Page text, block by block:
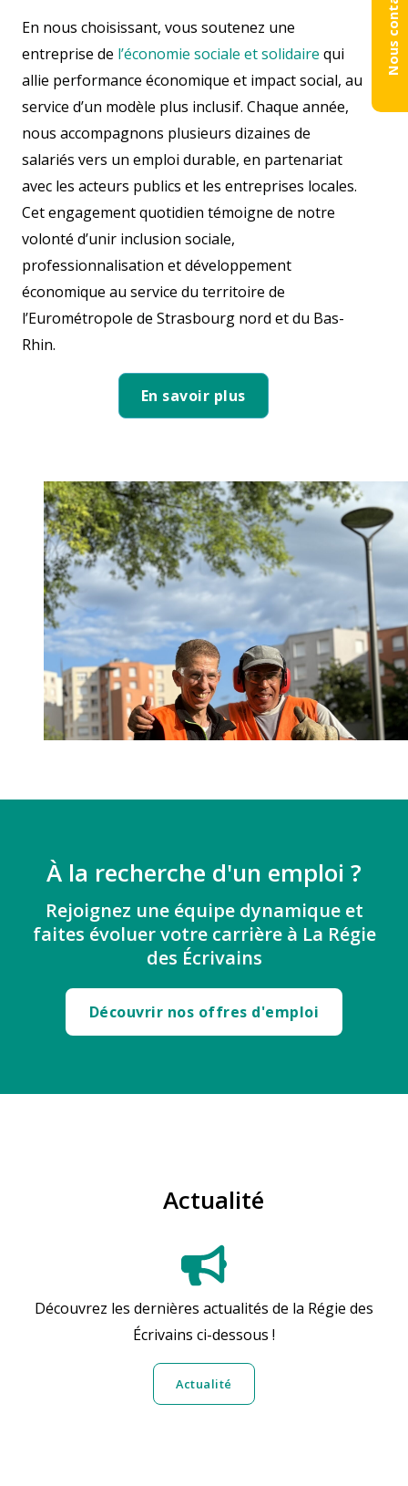
En nous choisissant, vous soutenez une
entreprise de l’économie sociale et solidaire qui
allie performance économique et impact social, au
service d’un modèle plus inclusif. Chaque année,
nous accompagnons plusieurs dizaines de
salariés vers un emploi durable, en partenariat
avec les acteurs publics et les entreprises locales.
Cet engagement quotidien témoigne de notre
volonté d’unir inclusion sociale,
professionnalisation et développement
économique au service du territoire de
l’Eurométropole de Strasbourg nord et du Bas-
Rhin.
En savoir plus
À la recherche d'un emploi ?
Rejoignez une équipe dynamique et
faites évoluer votre carrière à La Régie
des Écrivains
Découvrir nos offres d'emploi
Actualité
Découvrez les dernières actualités de la Régie des
Écrivains ci-dessous !
Actualité